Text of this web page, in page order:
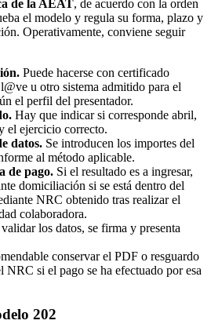
de la AEAT, de acuerdo con la orden
el modelo y regula su forma, plazo y
Operativamente, conviene seguir
Puede hacerse con certificado
u otro sistema admitido para el
el perfil del presentador.
Hay que indicar si corresponde abril,
el ejercicio correcto.
datos. Se introducen los importes del
al método aplicable.
de pago. Si el resultado es a ingresar,
domiciliación si se está dentro del
NRC obtenido tras realizar el
colaboradora.
los datos, se firma y presenta
conservar el PDF o resguardo
NRC si el pago se ha efectuado por esa
202